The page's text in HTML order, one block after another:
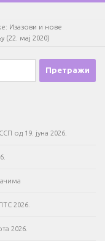
Изазови и нове
(22. мај 2020)
од 19. јуна 2026.
2026.
2026.